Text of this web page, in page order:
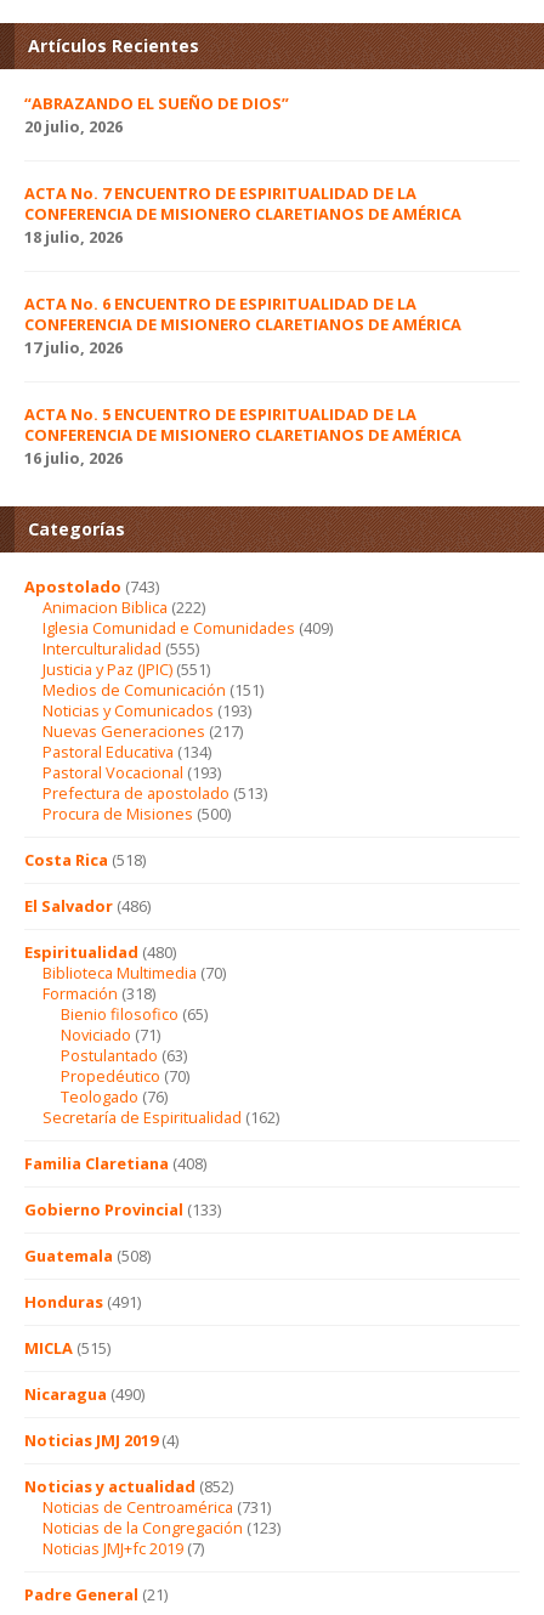
Artículos Recientes
“ABRAZANDO EL SUEÑO DE DIOS”
20 julio, 2026
ACTA No. 7 ENCUENTRO DE ESPIRITUALIDAD DE LA
CONFERENCIA DE MISIONERO CLARETIANOS DE AMÉRICA
18 julio, 2026
ACTA No. 6 ENCUENTRO DE ESPIRITUALIDAD DE LA
CONFERENCIA DE MISIONERO CLARETIANOS DE AMÉRICA
17 julio, 2026
ACTA No. 5 ENCUENTRO DE ESPIRITUALIDAD DE LA
CONFERENCIA DE MISIONERO CLARETIANOS DE AMÉRICA
16 julio, 2026
Categorías
Apostolado (743)
Animacion Biblica (222)
Iglesia Comunidad e Comunidades (409)
Interculturalidad (555)
Justicia y Paz (JPIC) (551)
Medios de Comunicación (151)
Noticias y Comunicados (193)
Nuevas Generaciones (217)
Pastoral Educativa (134)
Pastoral Vocacional (193)
Prefectura de apostolado (513)
Procura de Misiones (500)
Costa Rica (518)
El Salvador (486)
Espiritualidad (480)
Biblioteca Multimedia (70)
Formación (318)
Bienio filosofico (65)
Noviciado (71)
Postulantado (63)
Propedéutico (70)
Teologado (76)
Secretaría de Espiritualidad (162)
Familia Claretiana (408)
Gobierno Provincial (133)
Guatemala (508)
Honduras (491)
MICLA (515)
Nicaragua (490)
Noticias JMJ 2019(4)
Noticias y actualidad (852)
Noticias de Centroamérica (731)
Noticias de la Congregación (123)
Noticias JMJ+fc 2019 (7)
Padre General (21)